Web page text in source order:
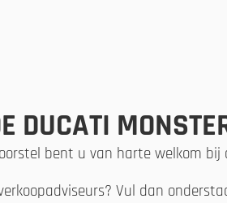
DUCATI
bent u van harte welkom bij
Vul dan